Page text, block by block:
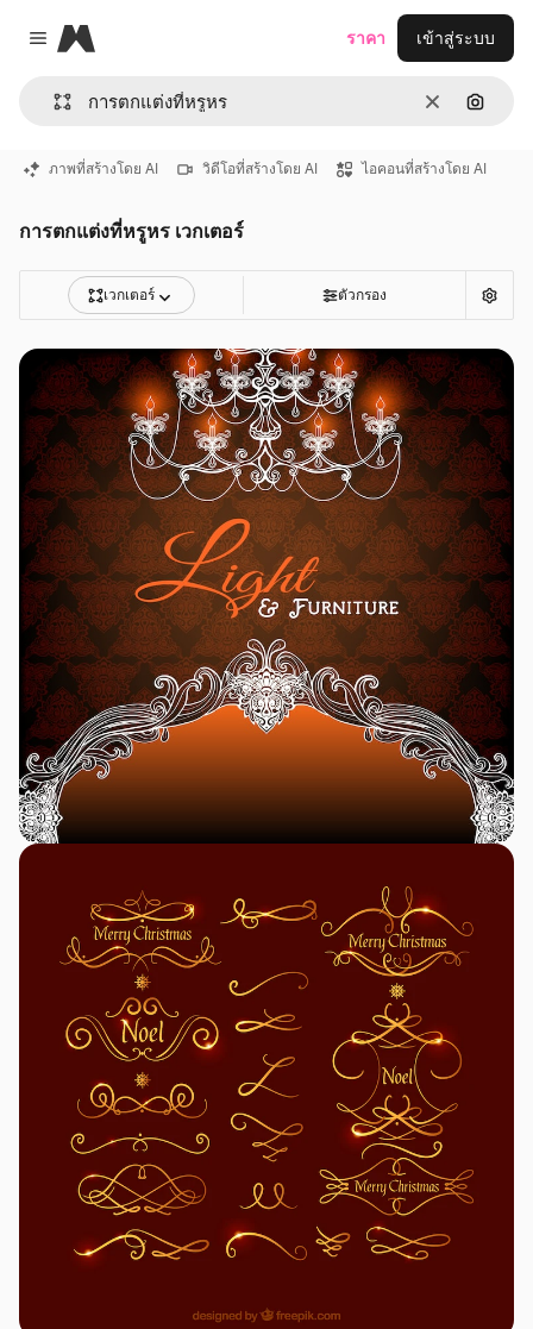
Close menu
Magnific
ชัดเจนค้นหา
ราคา เข้าสู่ระบบ
ภาพที่สร้างโดย AI วิดีโอที่สร้างโดย AI ไอคอนที่สร้างโดย AI
การตกแต่งที่หรูหร เวกเตอร์
เวกเตอร์ ตัวกรอง